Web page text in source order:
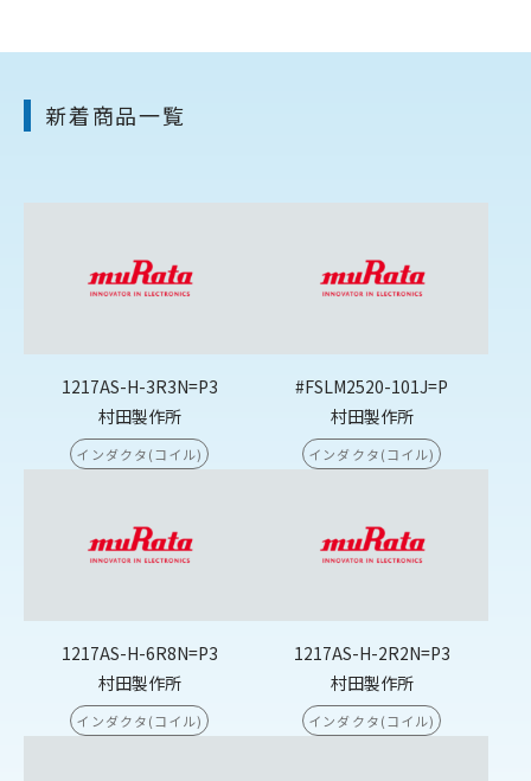
新着商品一覧
1217AS-H-3R3N=P3
村田製作所
インダクタ(コイル)
#FSLM2520-101J=P
村田製作所
インダクタ(コイル)
1217AS-H-6R8N=P3
村田製作所
インダクタ(コイル)
1217AS-H-2R2N=P3
村田製作所
インダクタ(コイル)